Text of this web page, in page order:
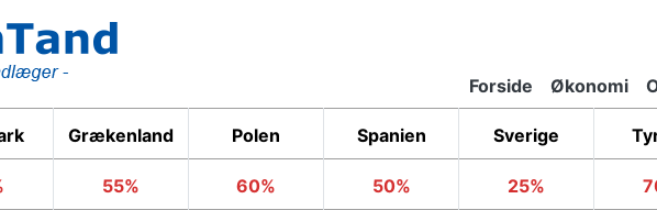
Primary
Links
Forside Økonomi
Grækenland Polen Spanien Sverige
55% 60% 50% 25%